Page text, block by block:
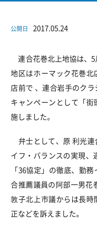
公開日 2017.05.24
連合花巻北上地協は、
地区はホーマック花巻
店前で 、連合岩手のク
キャンペーンとして「
施しました。
弁士として、原 利光連
イフ・バランスの実現、
「36協定」の徹底、勤
合推薦議員の阿部一男花
敦子北上市議からは長
正などを訴えました。